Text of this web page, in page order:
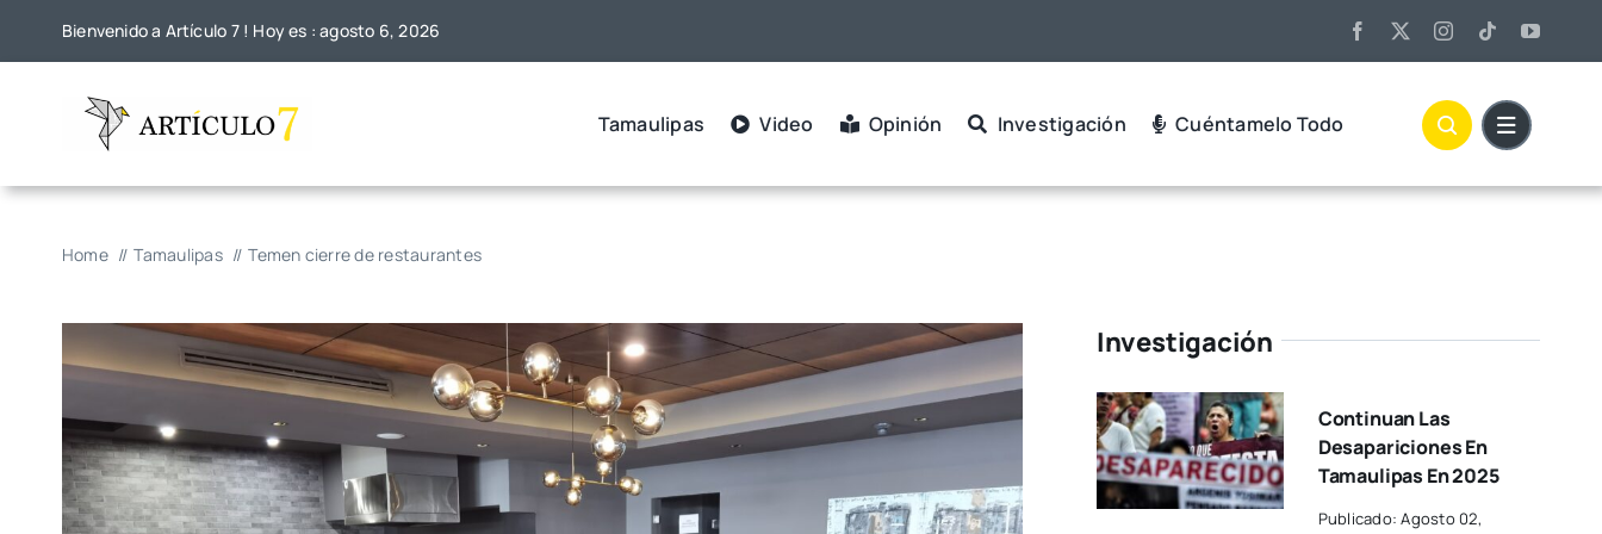
Bienvenido a Artículo 7 ! Hoy es : agosto 6, 2026
Tamaulipas Video Opinión Investigación Cuéntamelo Todo
Home Tamaulipas Temen cierre de restaurantes
Investigación
Continuan Las
Desapariciones En
Tamaulipas En 2025
Publicado: Agosto 02,